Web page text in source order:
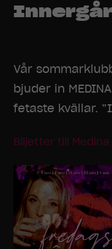
Vår sommarklubb
bjuder in
fetaste kvällar.
Biljetter till Medina